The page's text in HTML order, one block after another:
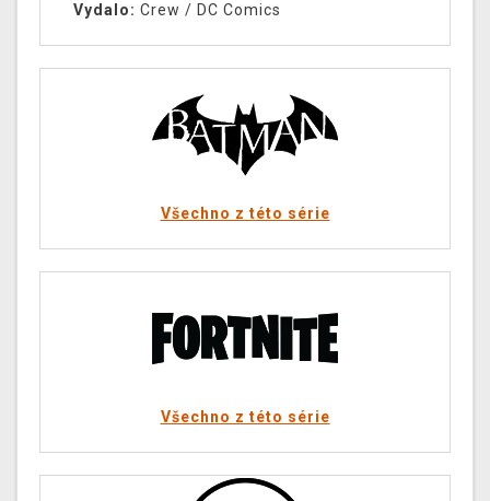
Vydalo: Crew / DC Comics
Všechno z této série
Všechno z této série